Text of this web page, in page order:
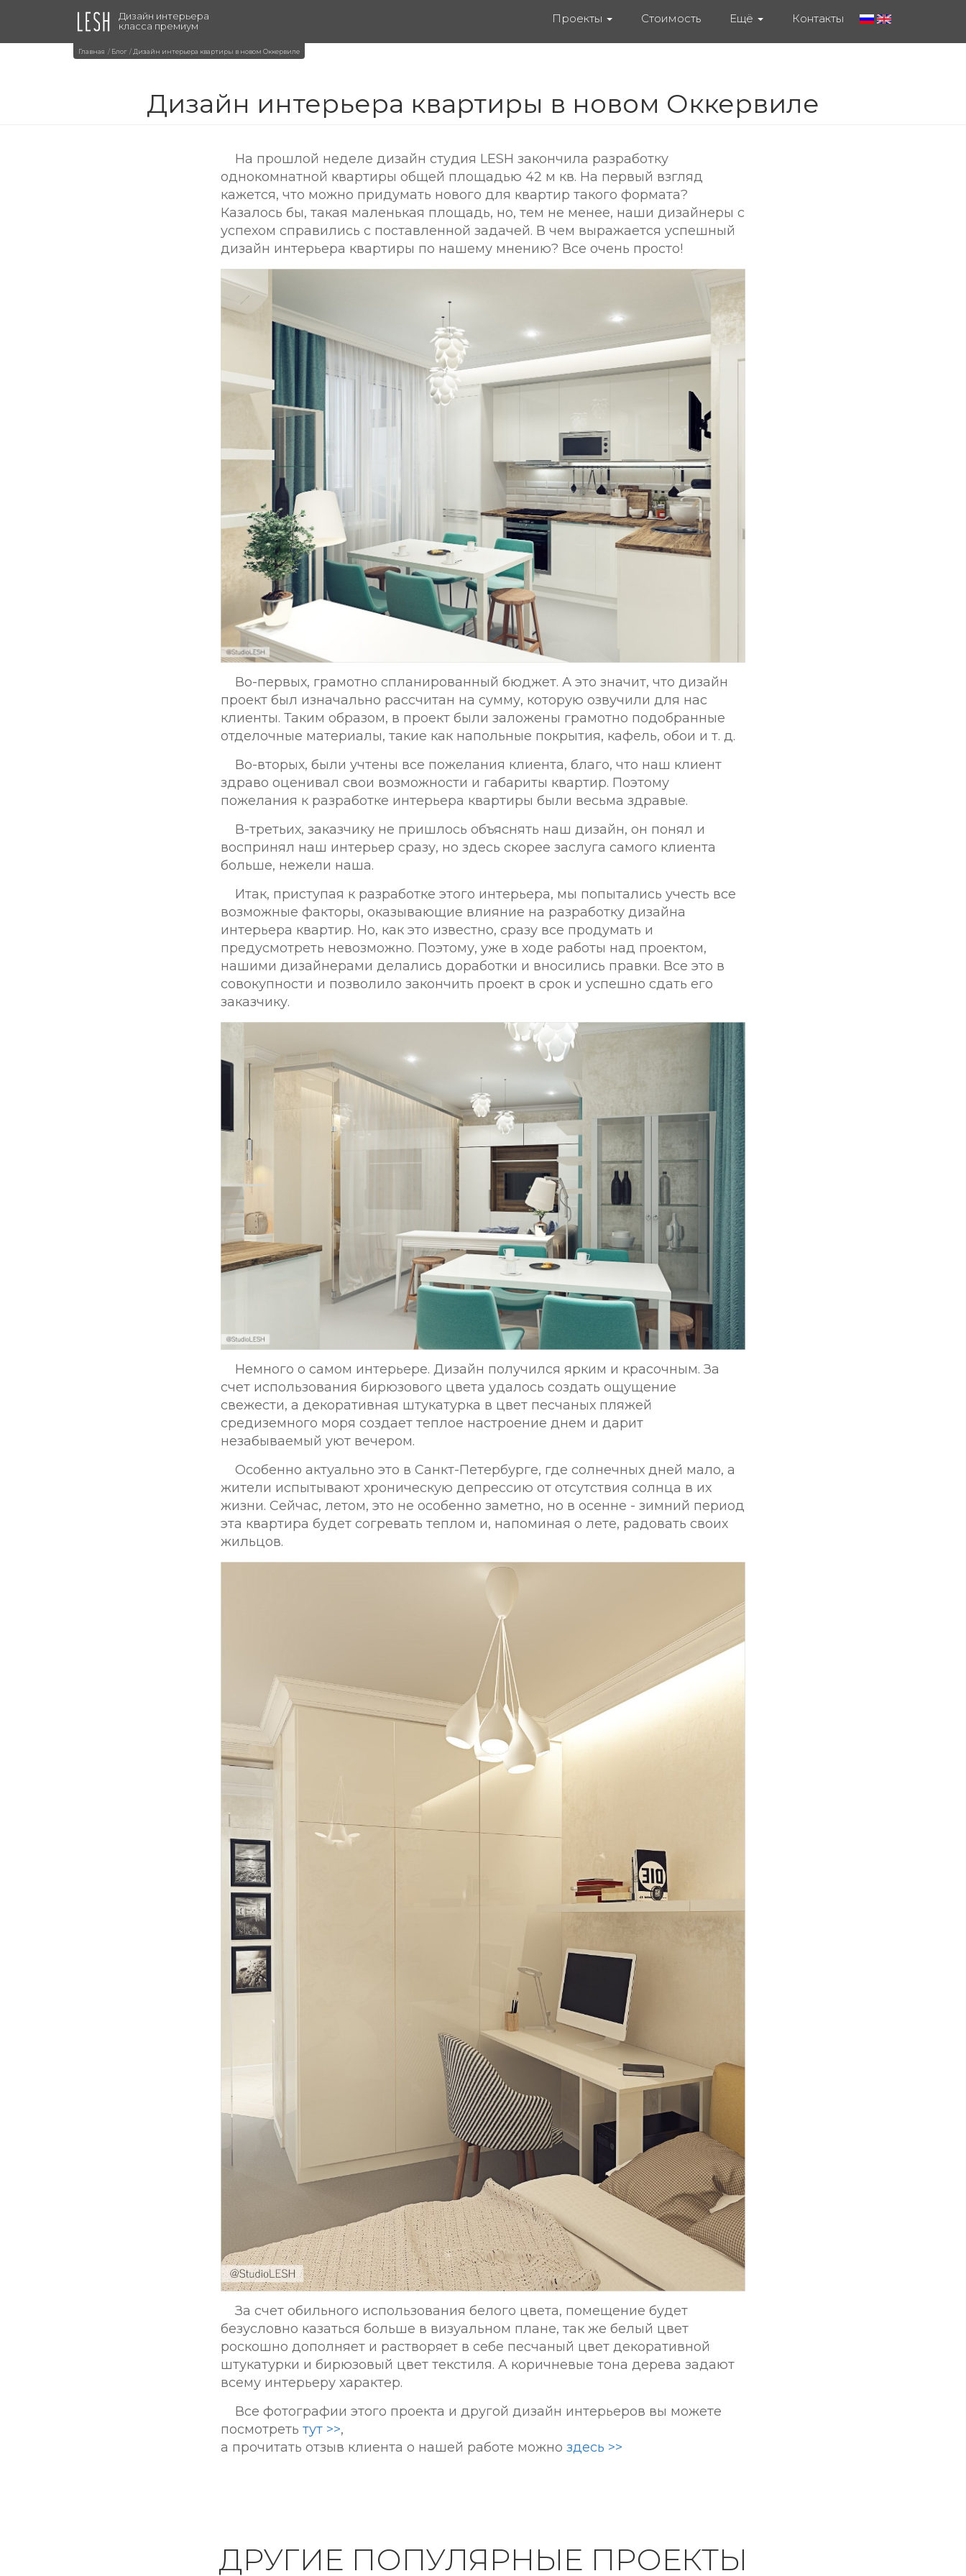
Дизайн интерьера
класса премиум
Проекты Стоимость Ещё Контакты
Главная Блог Дизайн интерьера квартиры в новом Оккервиле
Дизайн интерьера квартиры в новом Оккервиле
На прошлой неделе дизайн студия LESH закончила разработку
однокомнатной квартиры общей площадью 42 м кв. На первый взгляд
кажется, что можно придумать нового для квартир такого формата?
Казалось бы, такая маленькая площадь, но, тем не менее, наши дизайнеры с
успехом справились с поставленной задачей. В чем выражается успешный
дизайн интерьера квартиры по нашему мнению? Все очень просто!
Во-первых, грамотно спланированный бюджет. А это значит, что дизайн
проект был изначально рассчитан на сумму, которую озвучили для нас
клиенты. Таким образом, в проект были заложены грамотно подобранные
отделочные материалы, такие как напольные покрытия, кафель, обои и т. д.
Во-вторых, были учтены все пожелания клиента, благо, что наш клиент
здраво оценивал свои возможности и габариты квартир. Поэтому
пожелания к разработке интерьера квартиры были весьма здравые.
В-третьих, заказчику не пришлось объяснять наш дизайн, он понял и
воспринял наш интерьер сразу, но здесь скорее заслуга самого клиента
больше, нежели наша.
Итак, приступая к разработке этого интерьера, мы попытались учесть все
возможные факторы, оказывающие влияние на разработку дизайна
интерьера квартир. Но, как это известно, сразу все продумать и
предусмотреть невозможно. Поэтому, уже в ходе работы над проектом,
нашими дизайнерами делались доработки и вносились правки. Все это в
совокупности и позволило закончить проект в срок и успешно сдать его
заказчику.
Немного о самом интерьере. Дизайн получился ярким и красочным. За
счет использования бирюзового цвета удалось создать ощущение
свежести, а декоративная штукатурка в цвет песчаных пляжей
средиземного моря создает теплое настроение днем и дарит
незабываемый уют вечером.
Особенно актуально это в Санкт-Петербурге, где солнечных дней мало, а
жители испытывают хроническую депрессию от отсутствия солнца в их
жизни. Сейчас, летом, это не особенно заметно, но в осенне - зимний период
эта квартира будет согревать теплом и, напоминая о лете, радовать своих
жильцов.
За счет обильного использования белого цвета, помещение будет
безусловно казаться больше в визуальном плане, так же белый цвет
роскошно дополняет и растворяет в себе песчаный цвет декоративной
штукатурки и бирюзовый цвет текстиля. А коричневые тона дерева задают
всему интерьеру характер.
Все фотографии этого проекта и другой дизайн интерьеров вы можете
посмотреть тут >>,
а прочитать отзыв клиента о нашей работе можно здесь >>
ДРУГИЕ ПОПУЛЯРНЫЕ ПРОЕКТЫ